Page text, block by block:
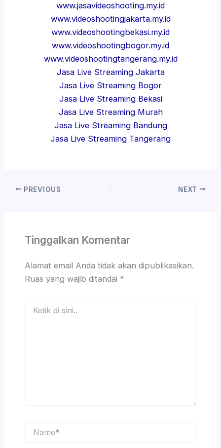
www.jasavideoshooting.my.id
www.videoshootingjakarta.my.id
www.videoshootingbekasi.my.id
www.videoshootingbogor.my.id
www.videoshootingtangerang.my.id
Jasa Live Streaming Jakarta
Jasa Live Streaming Bogor
Jasa Live Streaming Bekasi
Jasa Live Streaming Murah
Jasa Live Streaming Bandung
Jasa Live Streaming Tangerang
PREVIOUS NEXT
Tinggalkan Komentar
Alamat email Anda tidak akan dipublikasikan.
Ruas yang wajib ditandai *